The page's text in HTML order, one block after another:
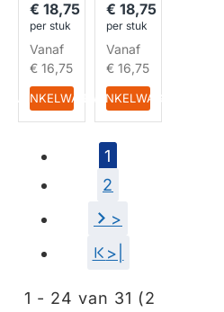
HUISMERK
HA30
€ 18,75
per stuk
Vanaf
€ 16,75
IN WINKELWAGEN
HUISMERK
€ 18,75
per stuk
Vanaf
€ 16,75
IN WINKELWAGEN
1
2
>
>|
1 - 24 van 31 (2